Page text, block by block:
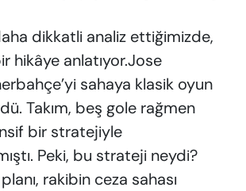
dikkatli analiz ettiğimizde,
hikâye anlatıyor.Jose
sahaya klasik oyun
Takım, beş gole rağmen
bir stratejiyle
Peki, bu strateji neydi?
rakibin ceza sahası